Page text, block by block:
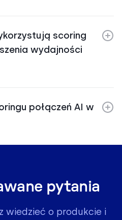
scoring
wydajności
połączeń AI w
pytania
wiedzieć o produkcie i